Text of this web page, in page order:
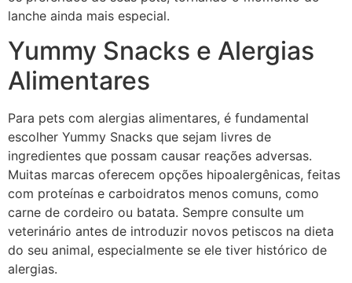
lanche ainda mais especial.
Yummy Snacks e Alergias
Alimentares
Para pets com alergias alimentares, é fundamental
escolher Yummy Snacks que sejam livres de
ingredientes que possam causar reações adversas.
Muitas marcas oferecem opções hipoalergênicas, feitas
com proteínas e carboidratos menos comuns, como
carne de cordeiro ou batata. Sempre consulte um
veterinário antes de introduzir novos petiscos na dieta
do seu animal, especialmente se ele tiver histórico de
alergias.